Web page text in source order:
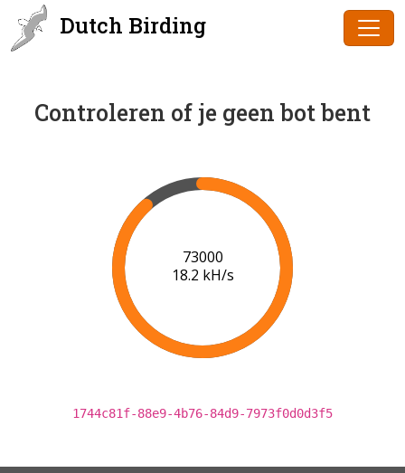
Dutch Birding
Controleren of je geen bot bent
75000
18.3 kH/s
1744c81f-88e9-4b76-84d9-7973f0d0d3f5